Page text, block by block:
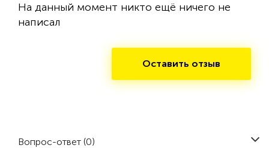
На данный момент никто ещё ничего не
написал
Оставить отзыв
Вопрос-ответ (0)